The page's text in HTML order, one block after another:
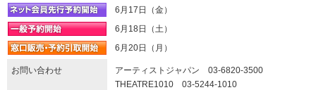
6月17日（金）
6月18日（土）
6月20日（月）
お問い合わせ
アーティストジャパン 03-6820-3500
THEATRE1010 03-5244-1010